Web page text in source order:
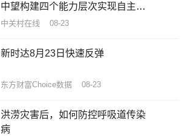
中望构建四个能力层次实现自主创
新突围
中关村在线 08-23
新时达8月23日快速反弹
东方财富Choice数据 08-23
洪涝灾害后，如何防控呼吸道传染
病